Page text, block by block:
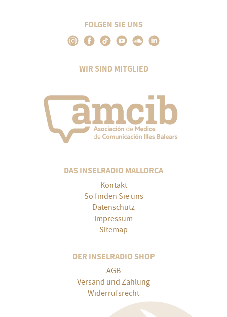
FOLGEN SIE UNS
WIR SIND MITGLIED
DAS INSELRADIO MALLORCA
Kontakt
So finden Sie uns
Datenschutz
Impressum
Sitemap
DER INSELRADIO SHOP
AGB
Versand und Zahlung
Widerrufsrecht